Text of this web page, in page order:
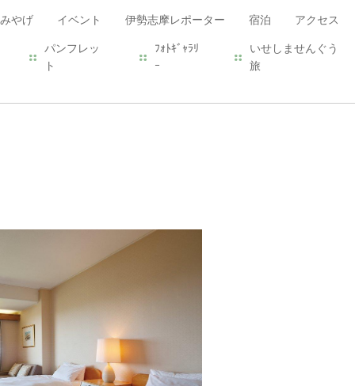
やげ イベント 伊勢志摩レポーター 宿泊 アクセス
パンフレッ
ト
ﾌｫﾄｷﾞｬﾗﾘ
ｰ
いせしませんぐう
旅